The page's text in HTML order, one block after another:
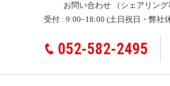
お問い合わせ
（シェアリング
受付 : 9:00~18:00 (土日祝日・弊社
052-582-2495